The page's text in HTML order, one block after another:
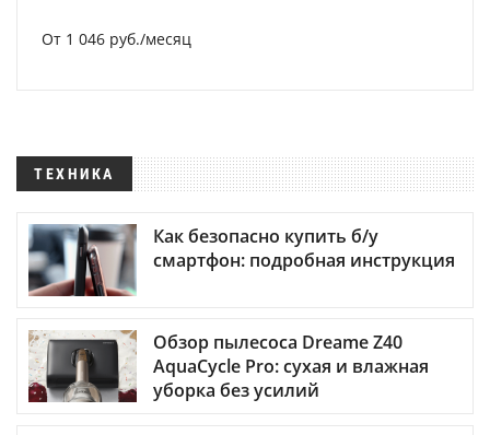
От 1 046 руб./месяц
ТЕХНИКА
Как безопасно купить б/у
смартфон: подробная инструкция
Обзор пылесоса Dreame Z40
AquaCycle Pro: сухая и влажная
уборка без усилий